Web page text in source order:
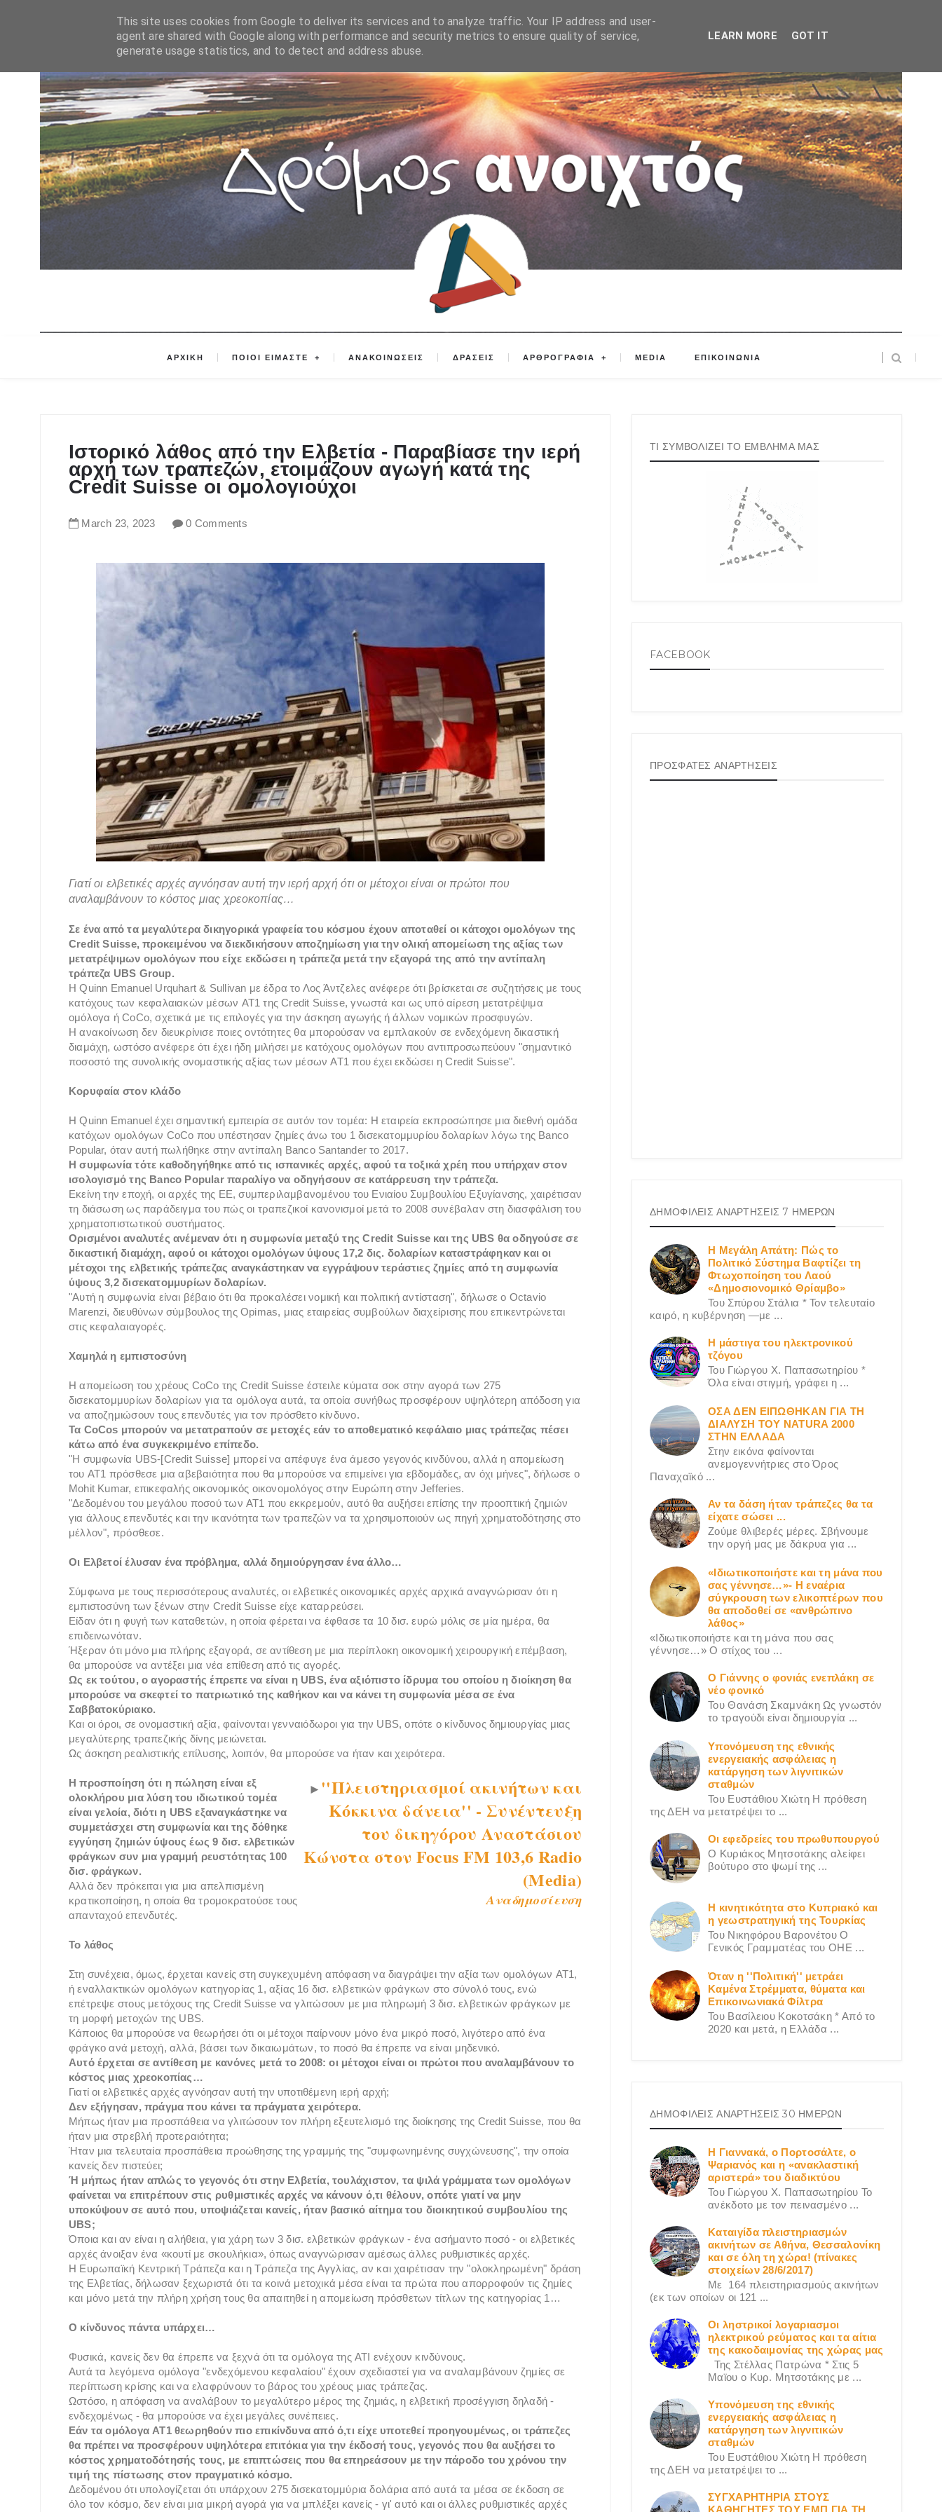
ΑΡΧΙΚΗ ΠΟΙΟΙ ΕΙΜΑΣΤΕ ΑΝΑΚΟΙΝΩΣΕΙΣ ΔΡΑΣΕΙΣ ΑΡΘΡΟΓΡΑΦΙΑ MEDIA ΕΠΙΚΟΙΝΩΝΙΑ
Ιστορικό λάθος από την Ελβετία - Παραβίασε την ιερή
αρχή των τραπεζών, ετοιμάζουν αγωγή κατά της
Credit Suisse οι ομολογιούχοι
March 23, 2023 0 Comments
Γιατί οι ελβετικές αρχές αγνόησαν αυτή την ιερή αρχή ότι οι μέτοχοι είναι οι πρώτοι που
αναλαμβάνουν το κόστος μιας χρεοκοπίας…
Σε ένα από τα μεγαλύτερα δικηγορικά γραφεία του κόσμου έχουν αποταθεί οι κάτοχοι ομολόγων της
Credit Suisse, προκειμένου να διεκδικήσουν αποζημίωση για την ολική απομείωση της αξίας των
μετατρέψιμων ομολόγων που είχε εκδώσει η τράπεζα μετά την εξαγορά της από την αντίπαλη
τράπεζα UBS Group.
Η Quinn Emanuel Urquhart & Sullivan με έδρα το Λος Άντζελες ανέφερε ότι βρίσκεται σε συζητήσεις με τους
κατόχους των κεφαλαιακών μέσων AT1 της Credit Suisse, γνωστά και ως υπό αίρεση μετατρέψιμα
ομόλογα ή CoCo, σχετικά με τις επιλογές για την άσκηση αγωγής ή άλλων νομικών προσφυγών.
Η ανακοίνωση δεν διευκρίνισε ποιες οντότητες θα μπορούσαν να εμπλακούν σε ενδεχόμενη δικαστική
διαμάχη, ωστόσο ανέφερε ότι έχει ήδη μιλήσει με κατόχους ομολόγων που αντιπροσωπεύουν "σημαντικό
ποσοστό της συνολικής ονομαστικής αξίας των μέσων AT1 που έχει εκδώσει η Credit Suisse".
Κορυφαία στον κλάδο
Η Quinn Emanuel έχει σημαντική εμπειρία σε αυτόν τον τομέα: Η εταιρεία εκπροσώπησε μια διεθνή ομάδα
κατόχων ομολόγων CoCo που υπέστησαν ζημίες άνω του 1 δισεκατομμυρίου δολαρίων λόγω της Banco
Popular, όταν αυτή πωλήθηκε στην αντίπαλη Banco Santander το 2017.
Η συμφωνία τότε καθοδηγήθηκε από τις ισπανικές αρχές, αφού τα τοξικά χρέη που υπήρχαν στον
ισολογισμό της Banco Popular παραλίγο να οδηγήσουν σε κατάρρευση την τράπεζα.
Εκείνη την εποχή, οι αρχές της ΕΕ, συμπεριλαμβανομένου του Ενιαίου Συμβουλίου Εξυγίανσης, χαιρέτισαν
τη διάσωση ως παράδειγμα του πώς οι τραπεζικοί κανονισμοί μετά το 2008 συνέβαλαν στη διασφάλιση του
χρηματοπιστωτικού συστήματος.
Ορισμένοι αναλυτές ανέμεναν ότι η συμφωνία μεταξύ της Credit Suisse και της UBS θα οδηγούσε σε
δικαστική διαμάχη, αφού οι κάτοχοι ομολόγων ύψους 17,2 δις. δολαρίων καταστράφηκαν και οι
μέτοχοι της ελβετικής τράπεζας αναγκάστηκαν να εγγράψουν τεράστιες ζημίες από τη συμφωνία
ύψους 3,2 δισεκατομμυρίων δολαρίων.
"Αυτή η συμφωνία είναι βέβαιο ότι θα προκαλέσει νομική και πολιτική αντίσταση", δήλωσε ο Octavio
Marenzi, διευθύνων σύμβουλος της Opimas, μιας εταιρείας συμβούλων διαχείρισης που επικεντρώνεται
στις κεφαλαιαγορές.
Χαμηλά η εμπιστοσύνη
Η απομείωση του χρέους CoCo της Credit Suisse έστειλε κύματα σοκ στην αγορά των 275
δισεκατομμυρίων δολαρίων για τα ομόλογα αυτά, τα οποία συνήθως προσφέρουν υψηλότερη απόδοση για
να αποζημιώσουν τους επενδυτές για τον πρόσθετο κίνδυνο.
Τα CoCos μπορούν να μετατραπούν σε μετοχές εάν το αποθεματικό κεφάλαιο μιας τράπεζας πέσει
κάτω από ένα συγκεκριμένο επίπεδο.
"Η συμφωνία UBS-[Credit Suisse] μπορεί να απέφυγε ένα άμεσο γεγονός κινδύνου, αλλά η απομείωση
του AT1 πρόσθεσε μια αβεβαιότητα που θα μπορούσε να επιμείνει για εβδομάδες, αν όχι μήνες", δήλωσε ο
Mohit Kumar, επικεφαλής οικονομικός οικονομολόγος στην Ευρώπη στην Jefferies.
"Δεδομένου του μεγάλου ποσού των AT1 που εκκρεμούν, αυτό θα αυξήσει επίσης την προοπτική ζημιών
για άλλους επενδυτές και την ικανότητα των τραπεζών να τα χρησιμοποιούν ως πηγή χρηματοδότησης στο
μέλλον", πρόσθεσε.
Οι Ελβετοί έλυσαν ένα πρόβλημα, αλλά δημιούργησαν ένα άλλο…
Σύμφωνα με τους περισσότερους αναλυτές, οι ελβετικές οικονομικές αρχές αρχικά αναγνώρισαν ότι η
εμπιστοσύνη των ξένων στην Credit Suisse είχε καταρρεύσει.
Είδαν ότι η φυγή των καταθετών, η οποία φέρεται να έφθασε τα 10 δισ. ευρώ μόλις σε μία ημέρα, θα
επιδεινωνόταν.
Ήξεραν ότι μόνο μια πλήρης εξαγορά, σε αντίθεση με μια περίπλοκη οικονομική χειρουργική επέμβαση,
θα μπορούσε να αντέξει μια νέα επίθεση από τις αγορές.
Ως εκ τούτου, ο αγοραστής έπρεπε να είναι η UBS, ένα αξιόπιστο ίδρυμα του οποίου η διοίκηση θα
μπορούσε να σκεφτεί το πατριωτικό της καθήκον και να κάνει τη συμφωνία μέσα σε ένα
Σαββατοκύριακο.
Και οι όροι, σε ονομαστική αξία, φαίνονται γενναιόδωροι για την UBS, οπότε ο κίνδυνος δημιουργίας μιας
μεγαλύτερης τραπεζικής δίνης μειώνεται.
Ως άσκηση ρεαλιστικής επίλυσης, λοιπόν, θα μπορούσε να ήταν και χειρότερα.
►''Πλειστηριασμοί ακινήτων και
Κόκκινα δάνεια'' - Συνέντευξη
του δικηγόρου Αναστάσιου
Κώνστα στον Focus FM 103,6 Radio
(Media)
Αναδημοσίευση
Η προσποίηση ότι η πώληση είναι εξ
ολοκλήρου μια λύση του ιδιωτικού τομέα
είναι γελοία, διότι η UBS εξαναγκάστηκε να
συμμετάσχει στη συμφωνία και της δόθηκε
εγγύηση ζημιών ύψους έως 9 δισ. ελβετικών
φράγκων συν μια γραμμή ρευστότητας 100
δισ. φράγκων.
Αλλά δεν πρόκειται για μια απελπισμένη
κρατικοποίηση, η οποία θα τρομοκρατούσε τους
απανταχού επενδυτές.
Το λάθος
Στη συνέχεια, όμως, έρχεται κανείς στη συγκεχυμένη απόφαση να διαγράψει την αξία των ομολόγων AT1,
ή εναλλακτικών ομολόγων κατηγορίας 1, αξίας 16 δισ. ελβετικών φράγκων στο σύνολό τους, ενώ
επέτρεψε στους μετόχους της Credit Suisse να γλιτώσουν με μια πληρωμή 3 δισ. ελβετικών φράγκων με
τη μορφή μετοχών της UBS.
Κάποιος θα μπορούσε να θεωρήσει ότι οι μέτοχοι παίρνουν μόνο ένα μικρό ποσό, λιγότερο από ένα
φράγκο ανά μετοχή, αλλά, βάσει των δικαιωμάτων, το ποσό θα έπρεπε να είναι μηδενικό.
Αυτό έρχεται σε αντίθεση με κανόνες μετά το 2008: οι μέτοχοι είναι οι πρώτοι που αναλαμβάνουν το
κόστος μιας χρεοκοπίας…
Γιατί οι ελβετικές αρχές αγνόησαν αυτή την υποτιθέμενη ιερή αρχή;
Δεν εξήγησαν, πράγμα που κάνει τα πράγματα χειρότερα.
Μήπως ήταν μια προσπάθεια να γλιτώσουν τον πλήρη εξευτελισμό της διοίκησης της Credit Suisse, που θα
ήταν μια στρεβλή προτεραιότητα;
Ήταν μια τελευταία προσπάθεια προώθησης της γραμμής της "συμφωνημένης συγχώνευσης", την οποία
κανείς δεν πιστεύει;
Ή μήπως ήταν απλώς το γεγονός ότι στην Ελβετία, τουλάχιστον, τα ψιλά γράμματα των ομολόγων
φαίνεται να επιτρέπουν στις ρυθμιστικές αρχές να κάνουν ό,τι θέλουν, οπότε γιατί να μην
υποκύψουν σε αυτό που, υποψιάζεται κανείς, ήταν βασικό αίτημα του διοικητικού συμβουλίου της
UBS;
Όποια και αν είναι η αλήθεια, για χάρη των 3 δισ. ελβετικών φράγκων - ένα ασήμαντο ποσό - οι ελβετικές
αρχές άνοιξαν ένα «κουτί με σκουλήκια», όπως αναγνώρισαν αμέσως άλλες ρυθμιστικές αρχές.
Η Ευρωπαϊκή Κεντρική Τράπεζα και η Τράπεζα της Αγγλίας, αν και χαιρέτισαν την "ολοκληρωμένη" δράση
της Ελβετίας, δήλωσαν ξεχωριστά ότι τα κοινά μετοχικά μέσα είναι τα πρώτα που απορροφούν τις ζημίες
και μόνο μετά την πλήρη χρήση τους θα απαιτηθεί η απομείωση πρόσθετων τίτλων της κατηγορίας 1…
Ο κίνδυνος πάντα υπάρχει…
Φυσικά, κανείς δεν θα έπρεπε να ξεχνά ότι τα ομόλογα της ATI ενέχουν κινδύνους.
Αυτά τα λεγόμενα ομόλογα "ενδεχόμενου κεφαλαίου" έχουν σχεδιαστεί για να αναλαμβάνουν ζημίες σε
περίπτωση κρίσης και να ελαφρύνουν το βάρος του χρέους μιας τράπεζας.
Ωστόσο, η απόφαση να αναλάβουν το μεγαλύτερο μέρος της ζημιάς, η ελβετική προσέγγιση δηλαδή -
ενδεχομένως - θα μπορούσε να έχει μεγάλες συνέπειες.
Εάν τα ομόλογα AT1 θεωρηθούν πιο επικίνδυνα από ό,τι είχε υποτεθεί προηγουμένως, οι τράπεζες
θα πρέπει να προσφέρουν υψηλότερα επιτόκια για την έκδοσή τους, γεγονός που θα αυξήσει το
κόστος χρηματοδότησής τους, με επιπτώσεις που θα επηρεάσουν με την πάροδο του χρόνου την
τιμή της πίστωσης στον πραγματικό κόσμο.
Δεδομένου ότι υπολογίζεται ότι υπάρχουν 275 δισεκατομμύρια δολάρια από αυτά τα μέσα σε έκδοση σε
όλο τον κόσμο, δεν είναι μια μικρή αγορά για να μπλέξει κανείς - γι' αυτό και οι άλλες ρυθμιστικές αρχές
ΤΙ ΣΥΜΒΟΛΙΖΕΙ ΤΟ ΕΜΒΛΗΜΑ ΜΑΣ
FACEBOOK
ΠΡΟΣΦΑΤΕΣ ΑΝΑΡΤΗΣΕΙΣ
ΔΗΜΟΦΙΛΕΙΣ ΑΝΑΡΤΗΣΕΙΣ 7 ΗΜΕΡΩΝ
Η Μεγάλη Απάτη: Πώς το
Πολιτικό Σύστημα Βαφτίζει τη
Φτωχοποίηση του Λαού
«Δημοσιονομικό Θρίαμβο»
Του Σπύρου Στάλια * Τον τελευταίο
καιρό, η κυβέρνηση —με ...
Η μάστιγα του ηλεκτρονικού
τζόγου
Του Γιώργου X. Παπασωτηρίου *
Όλα είναι στιγμή, γράφει η ...
ΟΣΑ ΔΕN ΕΙΠΩΘΗΚΑΝ ΓΙΑ ΤΗ
ΔΙΑΛΥΣΗ ΤΟΥ NATURA 2000
ΣΤΗΝ ΕΛΛΑΔΑ
Στην εικόνα φαίνονται
ανεμογεννήτριες στο Όρος
Παναχαϊκό ...
Αν τα δάση ήταν τράπεζες θα τα
είχατε σώσει ...
Ζούμε θλιβερές μέρες. Σβήνουμε
την οργή μας με δάκρυα για ...
«Ιδιωτικοποιήστε και τη μάνα που
σας γέννησε…»- Η εναέρια
σύγκρουση των ελικοπτέρων που
θα αποδοθεί σε «ανθρώπινο
λάθος»
«Ιδιωτικοποιήστε και τη μάνα που σας
γέννησε…» Ο στίχος του ...
Ο Γιάννης ο φονιάς ενεπλάκη σε
νέο φονικό
Του Θανάση Σκαμνάκη Ως γνωστόν
το τραγούδι είναι δημιουργία ...
Υπονόμευση της εθνικής
ενεργειακής ασφάλειας η
κατάργηση των λιγνιτικών
σταθμών
Του Ευστάθιου Χιώτη Η πρόθεση
της ΔΕΗ να μετατρέψει το ...
Οι εφεδρείες του πρωθυπουργού
Ο Κυριάκος Μητσοτάκης αλείφει
βούτυρο στο ψωμί της ...
Η κινητικότητα στο Κυπριακό και
η γεωστρατηγική της Τουρκίας
Του Νικηφόρου Βαρονέτου Ο
Γενικός Γραμματέας του ΟΗΕ ...
Όταν η ''Πολιτική'' μετράει
Καμένα Στρέμματα, θύματα και
Επικοινωνιακά Φίλτρα
Του Βασίλειου Κοκοτσάκη * Από το
2020 και μετά, η Ελλάδα ...
ΔΗΜΟΦΙΛΕΙΣ ΑΝΑΡΤΗΣΕΙΣ 30 ΗΜΕΡΩΝ
Η Γιαννακά, ο Πορτοσάλτε, ο
Ψαριανός και η «ανακλαστική
αριστερά» του διαδικτύου
Του Γιώργου X. Παπασωτηρίου Το
ανέκδοτο με τον πεινασμένο ...
Καταιγίδα πλειστηριασμών
ακινήτων σε Αθήνα, Θεσσαλονίκη
και σε όλη τη χώρα! (πίνακες
στοιχείων 28/6/2017)
Με 164 πλειστηριασμούς ακινήτων
(εκ των οποίων οι 121 ...
Οι ληστρικοί λογαριασμοι
ηλεκτρικού ρεύματος και τα αίτια
της κακοδαιμονίας της χώρας μας
Της Στέλλας Πατρώνα * Στις 5
Μαϊου ο Κυρ. Μητσοτάκης με ...
Υπονόμευση της εθνικής
ενεργειακής ασφάλειας η
κατάργηση των λιγνιτικών
σταθμών
Του Ευστάθιου Χιώτη Η πρόθεση
της ΔΕΗ να μετατρέψει το ...
ΣΥΓΧΑΡΗΤΗΡΙΑ ΣΤΟΥΣ
ΚΑΘΗΓΗΤΕΣ ΤΟΥ ΕΜΠ ΓΙΑ ΤΗ
This site uses cookies from Google to deliver its services and to analyze traffic. Your IP address and user-
agent are shared with Google along with performance and security metrics to ensure quality of service,
generate usage statistics, and to detect and address abuse.
LEARN MORE GOT IT